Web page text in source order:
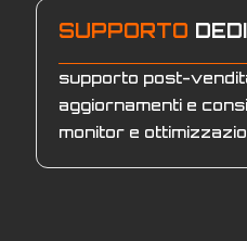
SUPPORTO
supporto post-
aggiornamenti e
monitor e